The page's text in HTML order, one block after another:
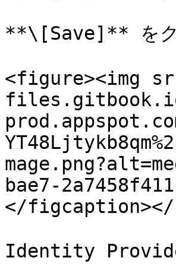
**\[Save]** をク
<figure><img
bae7-
</
Identity Provider